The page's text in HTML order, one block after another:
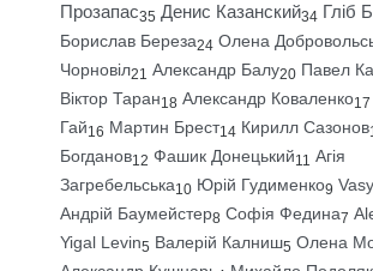
Прозапас35 Денис Казанский34 Гліб
Борислав Береза24 Олена
Чорновіл21 Александр Балу20 Павел
Віктор Таран18 Александр Коваленко17
Гай16 Мартин Брест14 Кирилл Сазонов
Богданов12 Фашик Донецький11 Агія
Загребельська10 Юрій Гудименко9
Андрій Баумейстер8 Софія Федина7
Yigal Levin5 Валерій Калниш5 Олена